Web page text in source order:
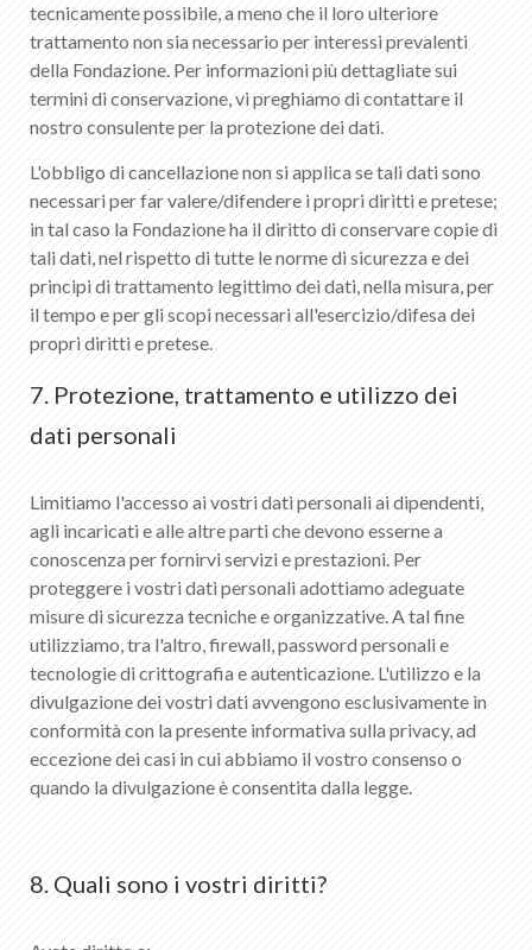
tecnicamente possibile, a meno che il loro ulteriore
trattamento non sia necessario per interessi prevalenti
della Fondazione. Per informazioni più dettagliate sui
termini di conservazione, vi preghiamo di contattare il
nostro consulente per la protezione dei dati.
L'obbligo di cancellazione non si applica se tali dati sono
necessari per far valere/difendere i propri diritti e pretese;
in tal caso la Fondazione ha il diritto di conservare copie di
tali dati, nel rispetto di tutte le norme di sicurezza e dei
principi di trattamento legittimo dei dati, nella misura, per
il tempo e per gli scopi necessari all'esercizio/difesa dei
propri diritti e pretese.
7. Protezione, trattamento e utilizzo dei
dati personali
Limitiamo l'accesso ai vostri dati personali ai dipendenti,
agli incaricati e alle altre parti che devono esserne a
conoscenza per fornirvi servizi e prestazioni. Per
proteggere i vostri dati personali adottiamo adeguate
misure di sicurezza tecniche e organizzative. A tal fine
utilizziamo, tra l'altro, firewall, password personali e
tecnologie di crittografia e autenticazione. L'utilizzo e la
divulgazione dei vostri dati avvengono esclusivamente in
conformità con la presente informativa sulla privacy, ad
eccezione dei casi in cui abbiamo il vostro consenso o
quando la divulgazione è consentita dalla legge.
8. Quali sono i vostri diritti?